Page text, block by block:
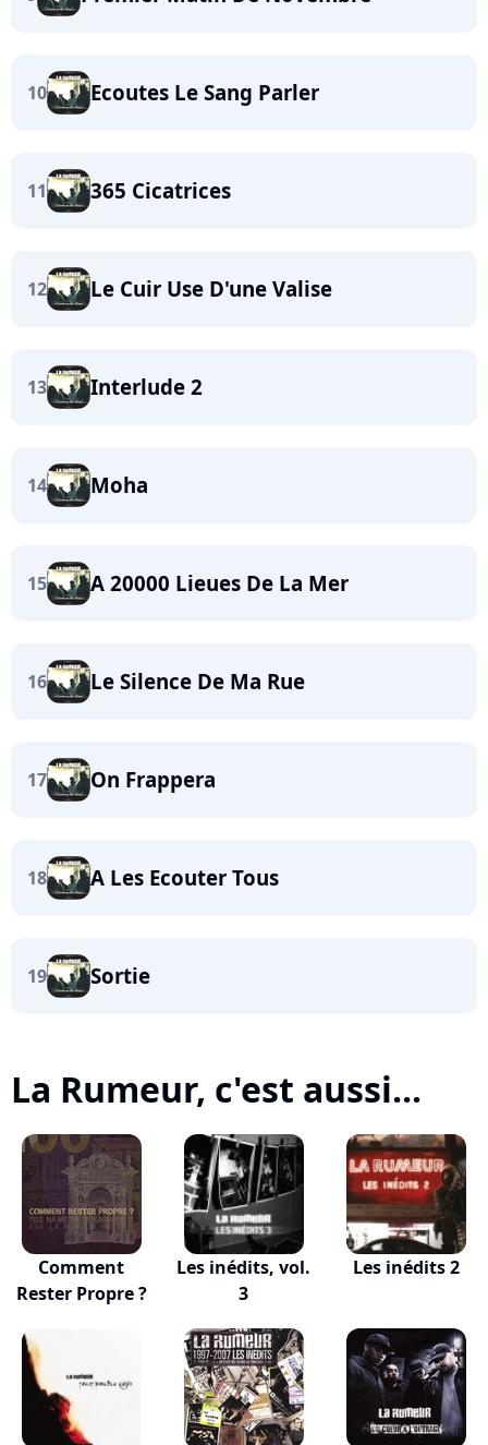
10 Ecoutes Le Sang Parler
11 365 Cicatrices
12 Le Cuir Use D'une Valise
13 Interlude 2
14 Moha
15 A 20000 Lieues De La Mer
16 Le Silence De Ma Rue
17 On Frappera
18 A Les Ecouter Tous
19 Sortie
La Rumeur, c'est aussi...
Comment
Rester Propre ?
Les inédits, vol.
3
Les inédits 2